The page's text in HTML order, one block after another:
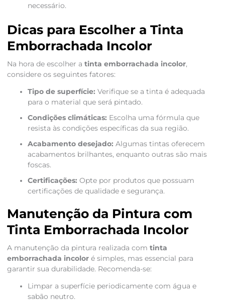
necessário.
Dicas para Escolher a Tinta
Emborrachada Incolor
Na hora de escolher a tinta emborrachada incolor,
considere os seguintes fatores:
Tipo de superfície: Verifique se a tinta é adequada
para o material que será pintado.
Condições climáticas: Escolha uma fórmula que
resista às condições específicas da sua região.
Acabamento desejado: Algumas tintas oferecem
acabamentos brilhantes, enquanto outras são mais
foscas.
Certificações: Opte por produtos que possuam
certificações de qualidade e segurança.
Manutenção da Pintura com
Tinta Emborrachada Incolor
A manutenção da pintura realizada com tinta
emborrachada incoloré simples, mas essencial para
garantir sua durabilidade. Recomenda-se:
Limpar a superfície periodicamente com água e
sabão neutro.